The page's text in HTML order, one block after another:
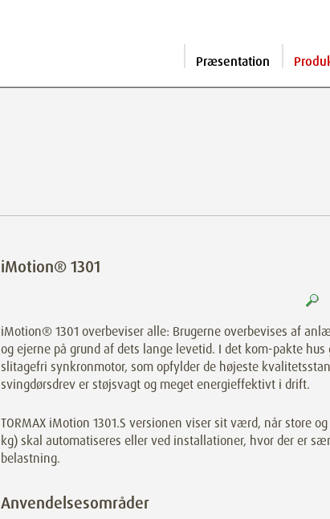
Præsentation
iMotion® 1301
iMotion® 1301 overbeviser alle: Brugerne overbevises af
og ejerne på grund af dets lange levetid. I det kom-pakte hus
slitagefri synkronmotor, som opfylder de højeste
svingdørsdrev er støjsvagt og meget energieffektivt i drift.
TORMAX iMotion 1301.S versionen viser sit værd, når store
kg) skal automatiseres eller ved installationer, hvor der er
belastning.
Anvendelsesområder